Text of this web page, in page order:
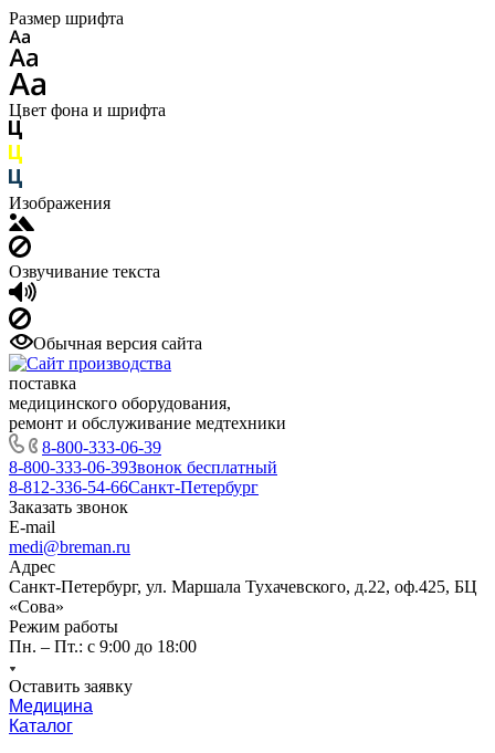
Размер шрифта
Цвет фона и шрифта
Изображения
Озвучивание текста
Обычная версия сайта
поставка
медицинского оборудования,
ремонт и обслуживание медтехники
8-800-333-06-39
8-800-333-06-39Звонок бесплатный
8-812-336-54-66Санкт-Петербург
Заказать звонок
E-mail
medi@breman.ru
Адрес
Санкт-Петербург, ул. Маршала Тухачевского, д.22, оф.425, БЦ
«Сова»
Режим работы
Пн. – Пт.: с 9:00 до 18:00
Оставить заявку
Медицина
Каталог